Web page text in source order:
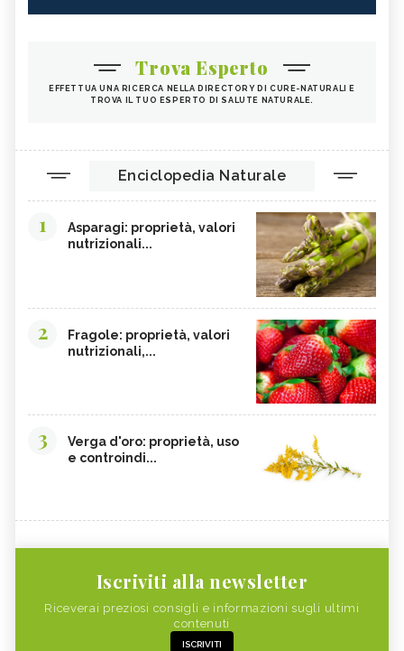
Trova Esperto
EFFETTUA UNA RICERCA NELLA DIRECTORY DI CURE-NATURALI E
TROVA IL TUO ESPERTO DI SALUTE NATURALE.
Enciclopedia Naturale
1
Asparagi: proprietà, valori
nutrizionali...
2
Fragole: proprietà, valori
nutrizionali,...
3
Verga d'oro: proprietà, uso
e controindi...
Iscriviti alla newsletter
Riceverai preziosi consigli e informazioni sugli ultimi
contenuti
ISCRIVITI